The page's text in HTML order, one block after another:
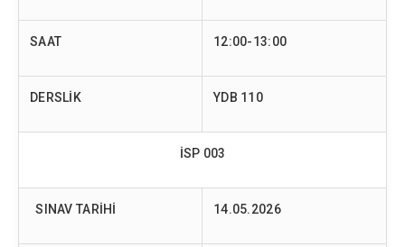
SAAT 12:00-13:00
DERSLİK YDB 110
İSP 003
SINAV TARİHİ 14.05.2026